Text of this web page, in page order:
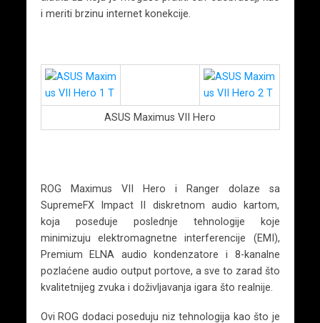
i meriti brzinu internet konekcije.
ASUS Maximus VII Hero
ROG Maximus VII Hero i Ranger dolaze sa
SupremeFX Impact II diskretnom audio kartom,
koja poseduje poslednje tehnologije koje
minimizuju elektromagnetne interferencije (EMI),
Premium ELNA audio kondenzatore i 8-kanalne
pozlaćene audio output portove, a sve to zarad što
kvalitetnijeg zvuka i doživljavanja igara što realnije.
Ovi ROG dodaci poseduju niz tehnologija kao što je